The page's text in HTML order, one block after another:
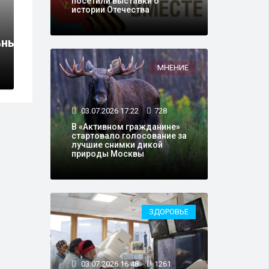
в Москве: пример для
12.05.2024 18:38
истории Отечества
МНЕНИЕ
03.07.2026 17:22 728
В «Активном гражданине»
стартовало голосование за
лучшие снимки дикой
природы Москвы
ЗДОРОВЬЕ
03.07.2026 16:48 1261